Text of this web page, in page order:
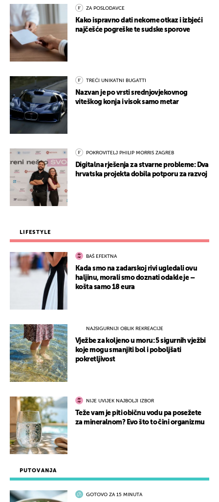
PUTOVANJA
GOTOVO ZA 15 MINUTA
ZA POSLODAVCE
Kako ispravno dati nekome otkaz i izbjeći
najčešće pogreške te sudske sporove
TREĆI UNIKATNI BUGATTI
Nazvan je po vrsti srednjovjekovnog
viteškog konja i visok samo metar
POKROVITELJ PHILIP MORRIS ZAGREB
Digitalna rješenja za stvarne probleme: Dva
hrvatska projekta dobila potporu za razvoj
LIFESTYLE
BAŠ EFEKTNA
Kada smo na zadarskoj rivi ugledali ovu
haljinu, morali smo doznati odakle je –
košta samo 18 eura
NAJSIGURNIJI OBLIK REKREACIJE
Vježbe za koljeno u moru: 5 sigurnih vježbi
koje mogu smanjiti bol i poboljšati
pokretljivost
NIJE UVIJEK NAJBOLJI IZBOR
Teže vam je piti običnu vodu pa posežete
za mineralnom? Evo što to čini organizmu